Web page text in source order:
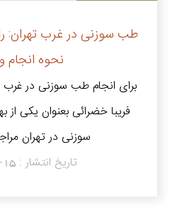
طب سوزنی در غرب تهران:
نحوه انجام
برای انجام طب سوزنی در غرب
فریبا خضرائی بعنوان یکی
سوزنی در تهران
تاریخ انتشار :